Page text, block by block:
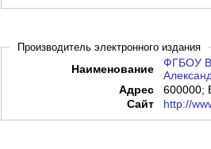
Производитель электронного издания
Наименование
ФГБОУ
Адрес
600000;
Сайт
http://